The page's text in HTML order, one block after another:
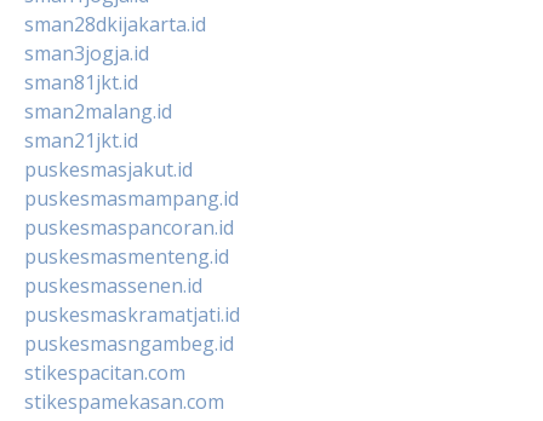
sman28dkijakarta.id
sman3jogja.id
sman81jkt.id
sman2malang.id
sman21jkt.id
puskesmasjakut.id
puskesmasmampang.id
puskesmaspancoran.id
puskesmasmenteng.id
puskesmassenen.id
puskesmaskramatjati.id
puskesmasngambeg.id
stikespacitan.com
stikespamekasan.com